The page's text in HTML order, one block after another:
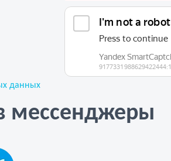
данных
мессенджеры